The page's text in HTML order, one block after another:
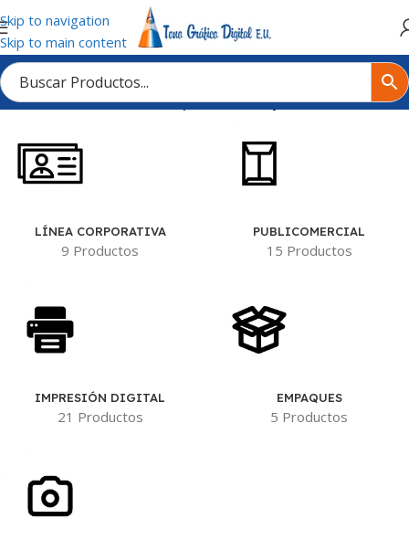
Skip to navigation
Skip to main content
Inicio/Tienda/Productos etiquetados “Tarjetas Postales”
LÍNEA CORPORATIVA
9 Productos
PUBLICOMERCIAL
15 Productos
IMPRESIÓN DIGITAL
21 Productos
EMPAQUES
5 Productos